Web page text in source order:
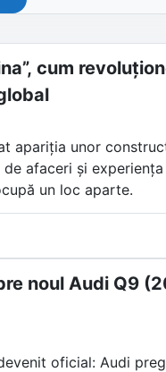
cum
apariția unor
afaceri și
un loc aparte.
compania din
unic bazat
noul Audi Q9
oficial: Audi